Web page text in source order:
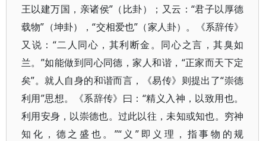
王以建万国，亲诸侯”（比卦）；又云：“君子以厚德
载物”（坤卦），“交相爱也”（家人卦）。《系辞传》
又说：“二人同心，其利断金。同心之言，其臭如
兰。”如能做到同心同德，家人和谐，“正家而天下定
矣”。就人自身的和谐而言，《易传》则提出了“崇德
利用”思想。《系辞传》曰：“精义入神，以致用也。
利用安身，以崇德也。过此以往，未知或知也。穷神
知化，德之盛也。”“义”即义理，指事物的规